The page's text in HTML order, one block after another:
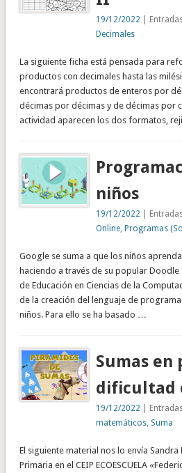
19/12/2022 |
Decimales
La siguiente ficha está pensada para
productos con decimales hasta las
encontrará productos de enteros por
décimas por décimas y de décimas por
actividad aparecen los dos formatos,
niños
19/12/2022 |
Online, Programas
Google se suma a que los niños
haciendo a través de su popular
de Educación en Ciencias de la
de la creación del lenguaje de
niños. Para ello se ha basado …
Sumas en
dificultad
19/12/2022 |
matemáticos, Suma
El siguiente material nos lo envía
Primaria en el CEIP ECOESCUELA